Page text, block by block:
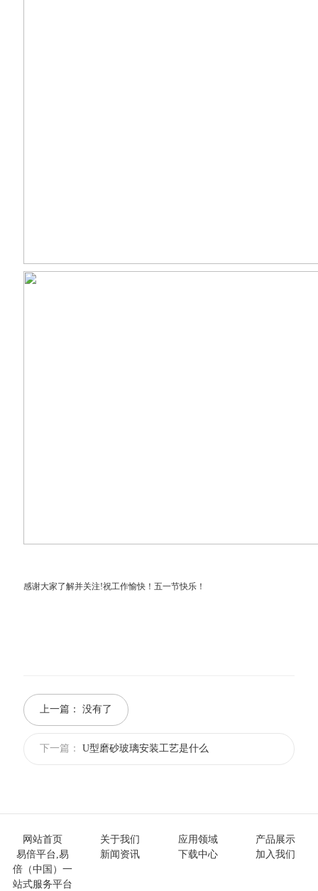
感谢大家了解并关注!祝工作愉快！五一节快乐！
上一篇： 没有了
下一篇： U型磨砂玻璃安装工艺是什么
网站首页 关于我们 应用领域
产品展示
易倍平台,易
倍（中国）一
站式服务平台
新闻资讯 下载中心 加入我们